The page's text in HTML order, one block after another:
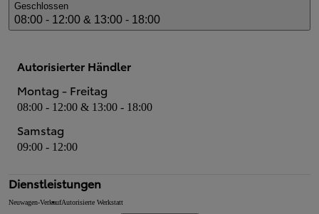
Geschlossen
08:00 - 12:00 & 13:00 - 18:00
Autorisierter Händler
Montag - Freitag
08:00 - 12:00 & 13:00 - 18:00
Samstag
09:00 - 12:00
Dienstleistungen
Neuwagen-VerkaufAutorisierte Werkstatt